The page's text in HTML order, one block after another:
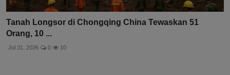
Tanah Longsor di Chongqing China Tewaskan 51
Orang, 10 ...
Jul 31, 2026 0 10